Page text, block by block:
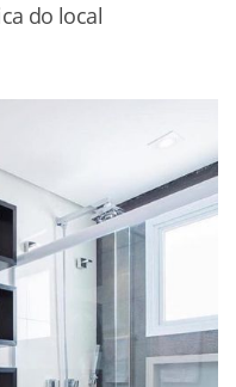
do local